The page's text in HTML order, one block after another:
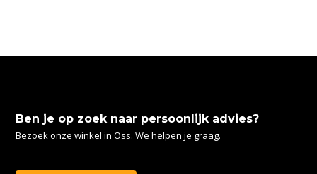
Ben je op zoek naar persoonlijk advies?
Bezoek onze winkel in Oss. We helpen je graag.